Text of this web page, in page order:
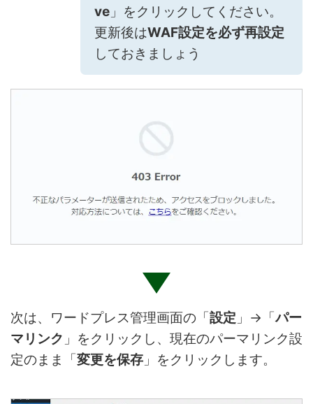
ve 」をクリックしてください。
更新後はWAF設定を必ず再設定
しておきましょう
次は、ワードプレス管理画面の「設定 」→「パー
マリンク 」をクリックし、現在のパーマリンク設
定のまま「変更を保存 」をクリックします。